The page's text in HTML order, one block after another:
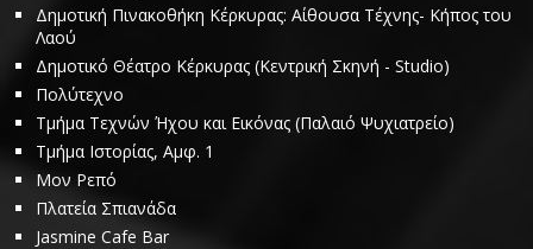
Δημοτική Πινακοθήκη Κέρκυρας: Αίθουσα Τέχνης- Κήπος του
Λαού
Δημοτικό Θέατρο Κέρκυρας (Κεντρική Σκηνή - Studio)
Πολύτεχνο
Τμήμα Τεχνών Ήχου και Εικόνας (Παλαιό Ψυχιατρείο)
Τμήμα Ιστορίας, Αμφ. 1
Μον Ρεπό
Πλατεία Σπιανάδα
Jasmine Cafe Bar